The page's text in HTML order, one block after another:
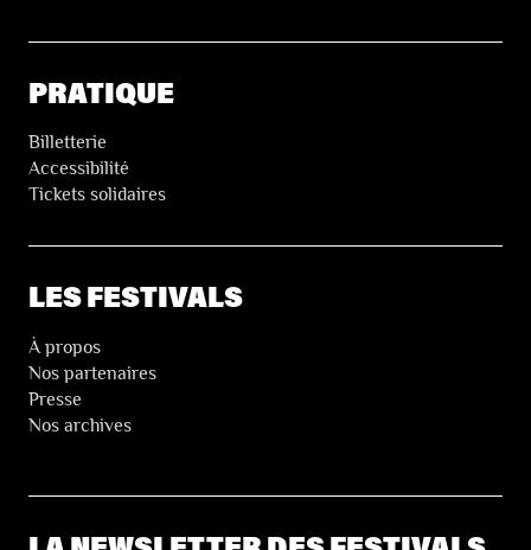
PRATIQUE
Billetterie
Accessibilité
Tickets solidaires
LES FESTIVALS
À propos
Nos partenaires
Presse
Nos archives